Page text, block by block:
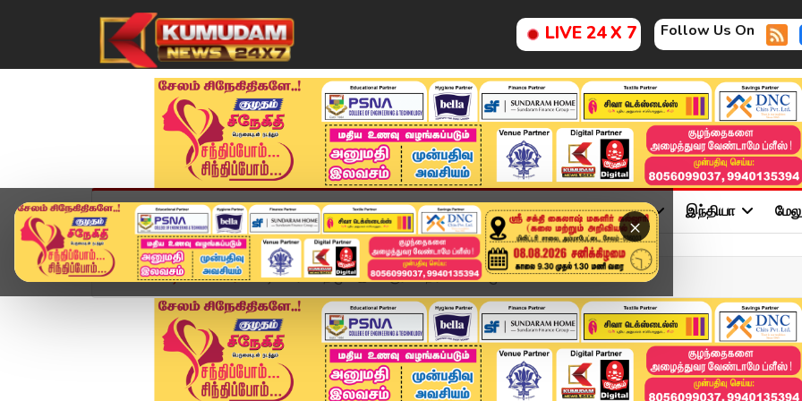
LIVE 24 X 7 Follow Us On
×
முகப்பு விளையாட்டு அண்மை தமிழ்நாடு சினிமா அரசியல் விளையாட்டு இந்தியா
Home வீடியோ ஸ்டோரி டிசம்பர் 14 திமுக இளைஞரணி நிர்வாகிகள் முக்கிய க...